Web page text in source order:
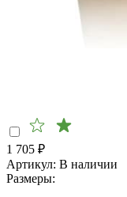
1 705 ₽
Артикул: В наличии
Размеры: